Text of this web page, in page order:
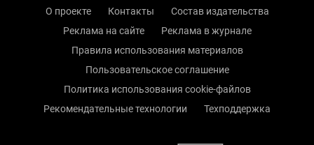
О проекте Контакты
Состав издательства
Реклама на сайте
Реклама в журнале
Правила использования материалов
Пользовательское соглашение
Политика использования cookie-файлов
Рекомендательные технологии
Техподдержка